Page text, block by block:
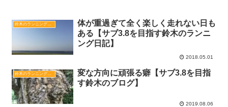
鈴木のランニング日記
体が重過ぎて全く楽しく走れない日も
ある【サブ3.8を目指す鈴木のランニ
ング日記】
2018.05.01
鈴木のランニング日記
変な方向に頑張る癖【サブ3.8を目指
す鈴木のブログ】
2019.08.06